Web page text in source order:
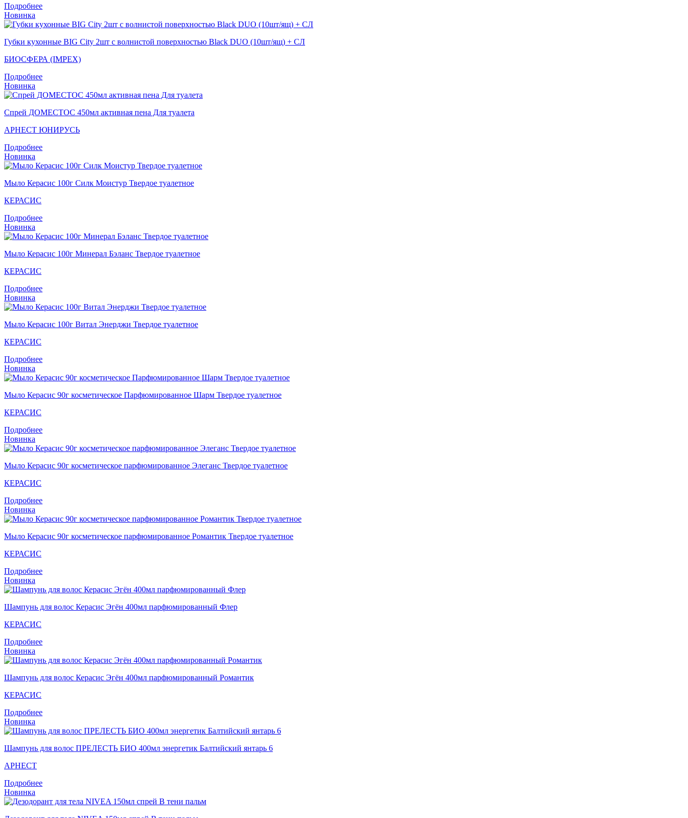
Подробнее
Новинка
Губки кухонные BIG City 2шт с волнистой поверхностью Black DUO (10шт/ящ) + СЛ
БИОСФЕРА (IMPEX)
Подробнее
Новинка
Спрей ДОМЕСТОС 450мл активная пена Для туалета
АРНЕСТ ЮНИРУСЬ
Подробнее
Новинка
Мыло Керасис 100г Силк Моистур Твердое туалетное
КЕРАСИС
Подробнее
Новинка
Мыло Керасис 100г Минерал Бэланс Твердое туалетное
КЕРАСИС
Подробнее
Новинка
Мыло Кераcис 100г Витал Энерджи Твердое туалетное
КЕРАСИС
Подробнее
Новинка
Мыло Кераcис 90г косметическое Парфюмированное Шарм Твердое туалетное
КЕРАСИС
Подробнее
Новинка
Мыло Кераcис 90г косметическое парфюмированное Элеганс Твердое туалетное
КЕРАСИС
Подробнее
Новинка
Мыло Кераcис 90г косметическое парфюмированное Романтик Твердое туалетное
КЕРАСИС
Подробнее
Новинка
Шампунь для волос Кераcис Эгён 400мл парфюмированный Флер
КЕРАСИС
Подробнее
Новинка
Шампунь для волос Кераcис Эгён 400мл парфюмированный Романтик
КЕРАСИС
Подробнее
Новинка
Шампунь для волос ПРЕЛЕСТЬ БИО 400мл энергетик Балтийский янтарь 6
АРНЕСТ
Подробнее
Новинка